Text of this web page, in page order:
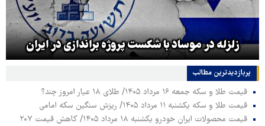
زلزله در موساد با شکست پروژه براندازی در ایران
پربازدیدترین‌ مطالب
قیمت طلا و سکه جمعه ۱۶ مرداد ۱۴۰۵/ طلای ۱۸ عیار امروز چند؟
قیمت طلا و سکه یکشنبه ۱۱ مرداد ۱۴۰۵/ ریزش سنگین سکه امامی
قیمت محصولات ایران خودرو یکشنبه ۱۸ مرداد ۱۴۰۵/ کاهش قیمت ۲۰۷